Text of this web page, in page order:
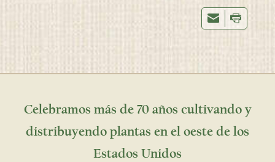
Celebramos más de 70 años cultivando y
distribuyendo plantas en el oeste de los
Estados Unidos